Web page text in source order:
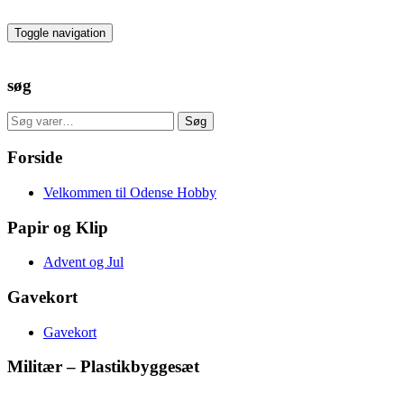
to
the
Toggle navigation
søg
Søg
efter:
Søg
Forside
Velkommen til Odense Hobby
Papir og Klip
Advent og Jul
Gavekort
Gavekort
Militær – Plastikbyggesæt